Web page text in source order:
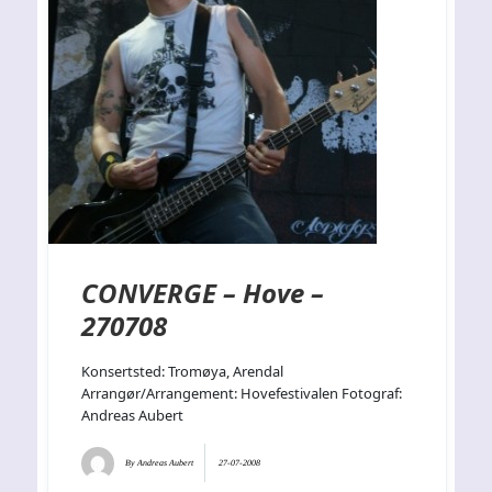
CONVERGE – Hove –
270708
Konsertsted: Tromøya, Arendal
Arrangør/Arrangement: Hovefestivalen Fotograf:
Andreas Aubert
ByAndreas Aubert 27-07-2008